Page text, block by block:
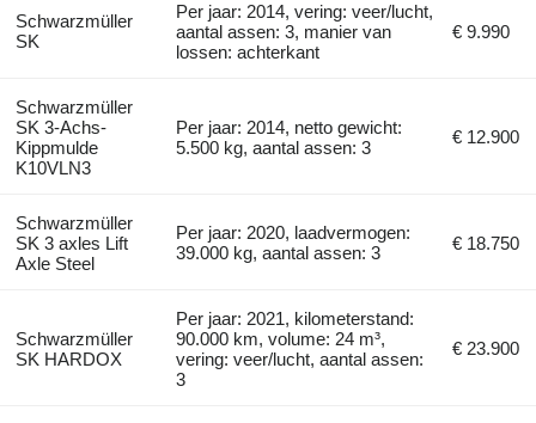
Schwarzmüller
SK
Per jaar: 2014, vering: veer/lucht,
aantal assen: 3, manier van
lossen: achterkant
€ 9.990
Schwarzmüller
SK 3-Achs-
Kippmulde
K10VLN3
Per jaar: 2014, netto gewicht:
5.500 kg, aantal assen: 3
€ 12.900
Schwarzmüller
SK 3 axles Lift
Axle Steel
Per jaar: 2020, laadvermogen:
39.000 kg, aantal assen: 3
€ 18.750
Schwarzmüller
SK HARDOX
Per jaar: 2021, kilometerstand:
90.000 km, volume: 24 m³,
vering: veer/lucht, aantal assen:
3
€ 23.900